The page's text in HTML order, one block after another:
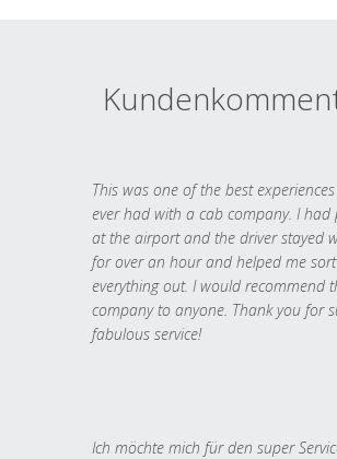
This was one of the best
ever had with a cab company. I had
at the airport and the driver stayed
for over an hour and helped me sort
everything out. I would recommend
company to anyone. Thank you for
fabulous service!
Ich möchte mich für den super